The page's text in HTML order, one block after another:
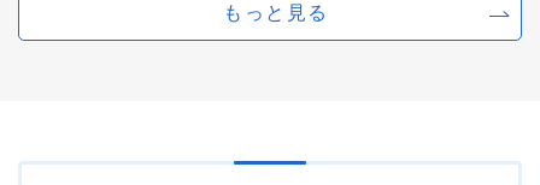
もっと見る